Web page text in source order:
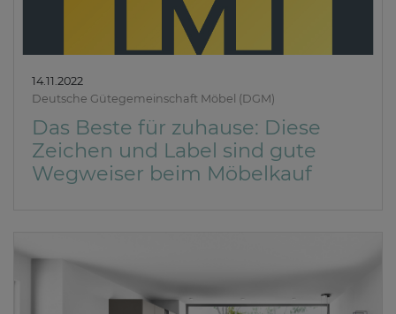
14.11.2022
Deutsche Gütegemeinschaft Möbel (DGM)
Das Beste für zuhause: Diese
Zeichen und Label sind gute
Wegweiser beim Möbelkauf